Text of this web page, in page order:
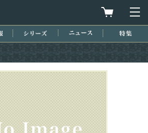
買物カゴを
近刊情報 シリーズ ニュース